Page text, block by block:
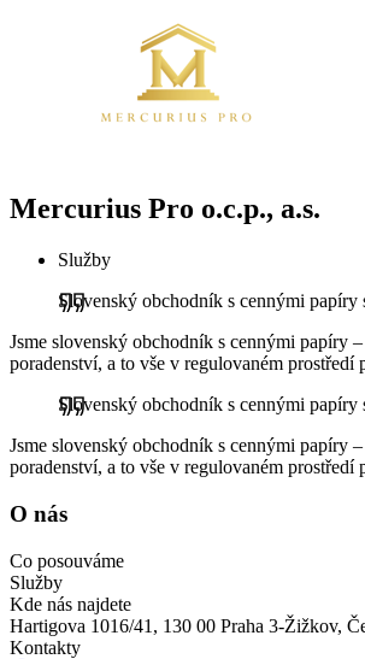
Mercurius Pro o.c.p., a.s.
Služby
Slovenský obchodník s cennými papíry
Jsme slovenský obchodník s cennými papíry
poradenství, a to vše v regulovaném
Slovenský obchodník s cennými papíry
Jsme slovenský obchodník s cennými papíry
poradenství, a to vše v regulovaném
O nás
Co posouváme
Služby
Kde nás najdete
Hartigova 1016/41, 130 00 Praha 3-Žižkov,
Kontakty